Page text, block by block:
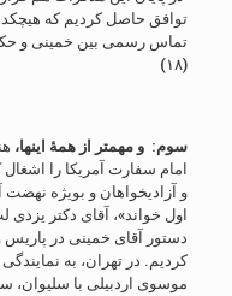
توافق حاصل کردیم که
تماس رسمى بین خمینى و
(۱۸)
سوم: و مهمتر از همۀ اینها،
امام سفارت آمریکا را
و آزادیخواهان و بویژه نهضت
اول خواند»، آقای دکتر
دستور آقای خمینی در پاریس
کردیم. در تهران، به
موسوی اردبیلی با سلیوان،